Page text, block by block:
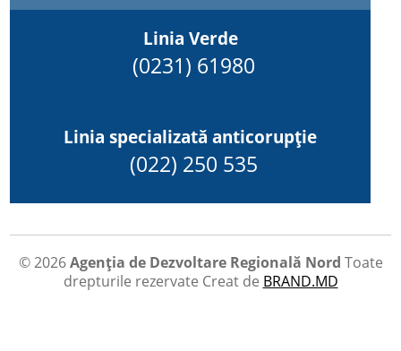
Linia Verde
(0231) 61980
Linia specializată anticorupție
(022) 250 535
© 2026Agenția de Dezvoltare Regională Nord Toate
drepturile rezervate Creat de BRAND.MD